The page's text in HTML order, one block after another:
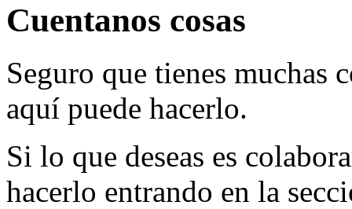
Cuentanos cosas
Seguro que tienes muchas
aquí puede hacerlo.
Si lo que deseas es
hacerlo entrando en la